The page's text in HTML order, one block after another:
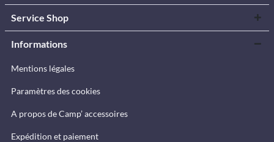
Service Shop
Informations
Mentions légales
Paramètres des cookies
A propos de Camp’ accessoires
Expédition et paiement